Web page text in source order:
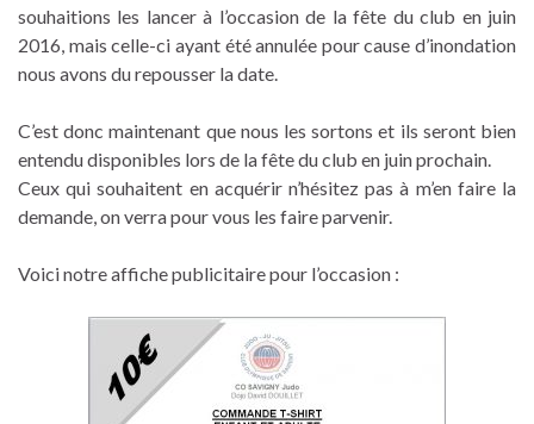
souhaitions les lancer à l’occasion de la fête du club en juin
2016, mais celle-ci ayant été annulée pour cause d’inondation
nous avons du repousser la date.
C’est donc maintenant que nous les sortons et ils seront bien
entendu disponibles lors de la fête du club en juin prochain.
Ceux qui souhaitent en acquérir n’hésitez pas à m’en faire la
demande, on verra pour vous les faire parvenir.
Voici notre affiche publicitaire pour l’occasion :